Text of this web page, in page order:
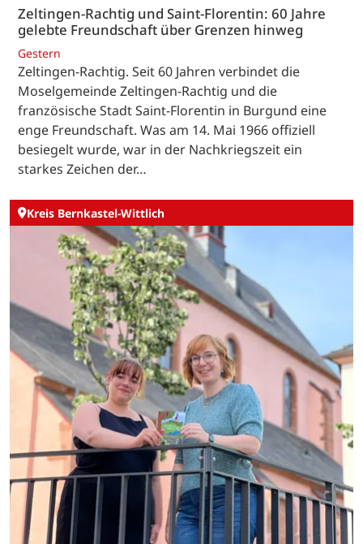
Zeltingen-Rachtig und Saint-Florentin: 60 Jahre
gelebte Freundschaft über Grenzen hinweg
Gestern
Zeltingen-Rachtig. Seit 60 Jahren verbindet die
Moselgemeinde Zeltingen-Rachtig und die
französische Stadt Saint-Florentin in Burgund eine
enge Freundschaft. Was am 14. Mai 1966 offiziell
besiegelt wurde, war in der Nachkriegszeit ein
starkes Zeichen der…
Kreis Bernkastel-Wittlich